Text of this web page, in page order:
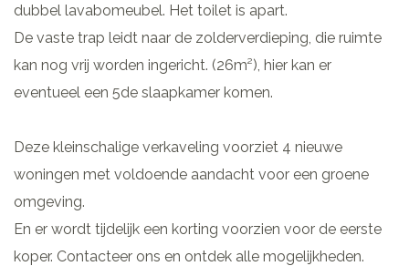
dubbel lavabomeubel. Het toilet is apart.
De vaste trap leidt naar de zolderverdieping, die ruimte
kan nog vrij worden ingericht. (26m²), hier kan er
eventueel een 5de slaapkamer komen.
Deze kleinschalige verkaveling voorziet 4 nieuwe
woningen met voldoende aandacht voor een groene
omgeving.
En er wordt tijdelijk een korting voorzien voor de eerste
koper. Contacteer ons en ontdek alle mogelijkheden.